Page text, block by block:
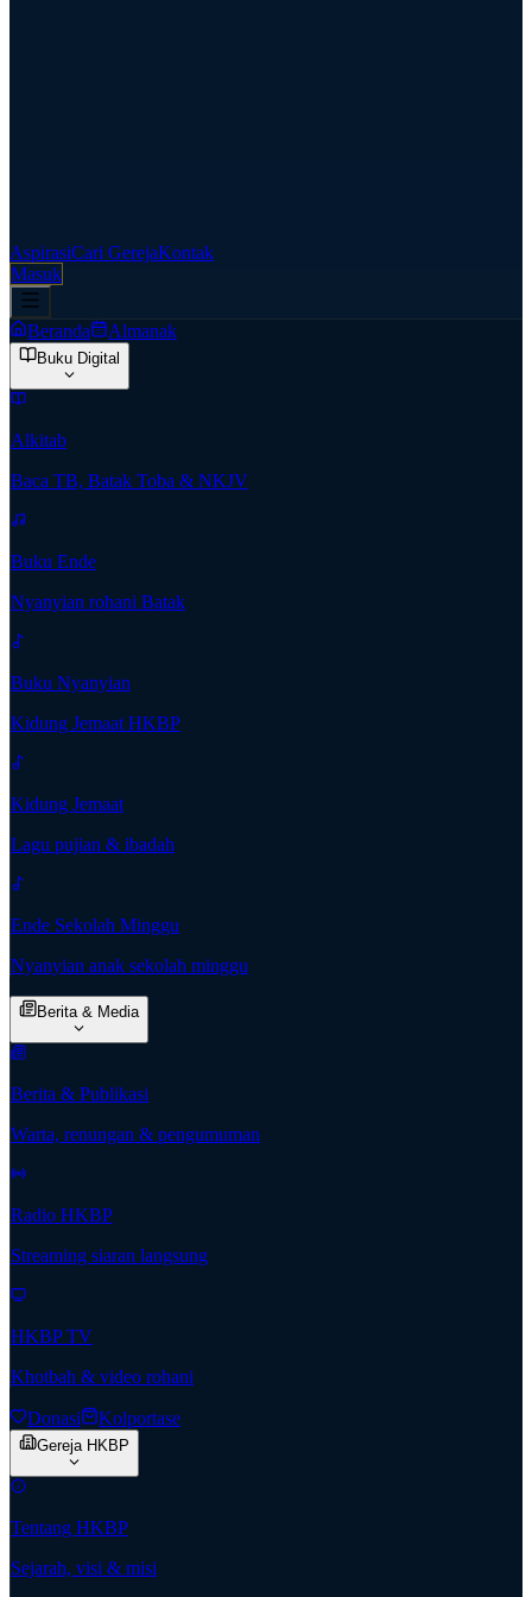
AspirasiCari GerejaKontak
Masuk
Beranda Almanak
Buku Digital
Alkitab
Baca TB, Batak Toba & NKJV
Buku Ende
Nyanyian rohani Batak
Buku Nyanyian
Kidung Jemaat HKBP
Kidung Jemaat
Lagu pujian & ibadah
Ende Sekolah Minggu
Nyanyian anak sekolah minggu
Berita & Media
Berita & Publikasi
Warta, renungan & pengumuman
Radio HKBP
Streaming siaran langsung
HKBP TV
Khotbah & video rohani
Donasi Kolportase
Gereja HKBP
Tentang HKBP
Sejarah, visi & misi